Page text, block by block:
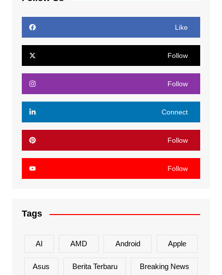
Like
Follow
Follow
Connect
Follow
Follow
Tags
AI AMD Android Apple
Asus Berita Terbaru Breaking News